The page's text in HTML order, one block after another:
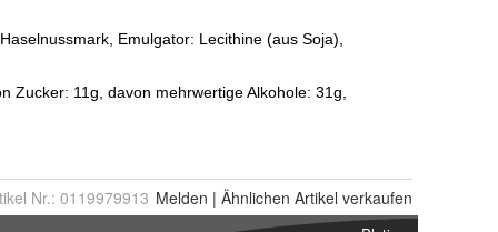
Nr.: 0119979913 Melden | Ähnlichen Artikel verkaufen